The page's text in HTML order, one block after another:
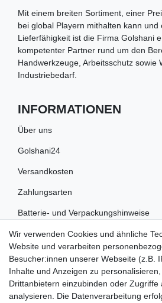
Mit einem breiten Sortiment, einer
bei global Playern mithalten kann und
Lieferfähigkeit ist die Firma Golshani
kompetenter Partner rund um den
Handwerkzeuge, Arbeitsschutz sowie
Industriebedarf.
INFORMATIONEN
Über uns
Golshani24
Versandkosten
Zahlungsarten
Batterie- und Verpackungshinweise
RECHTLICHES
Impressum
Datenschutz
Wir verwenden Cookies und ähnliche
Website und verarbeiten
Besucher:innen unserer Webseite (z.B.
Inhalte und Anzeigen zu
Drittanbietern einzubinden oder Zugriffe
analysieren. Die Datenverarbeitung